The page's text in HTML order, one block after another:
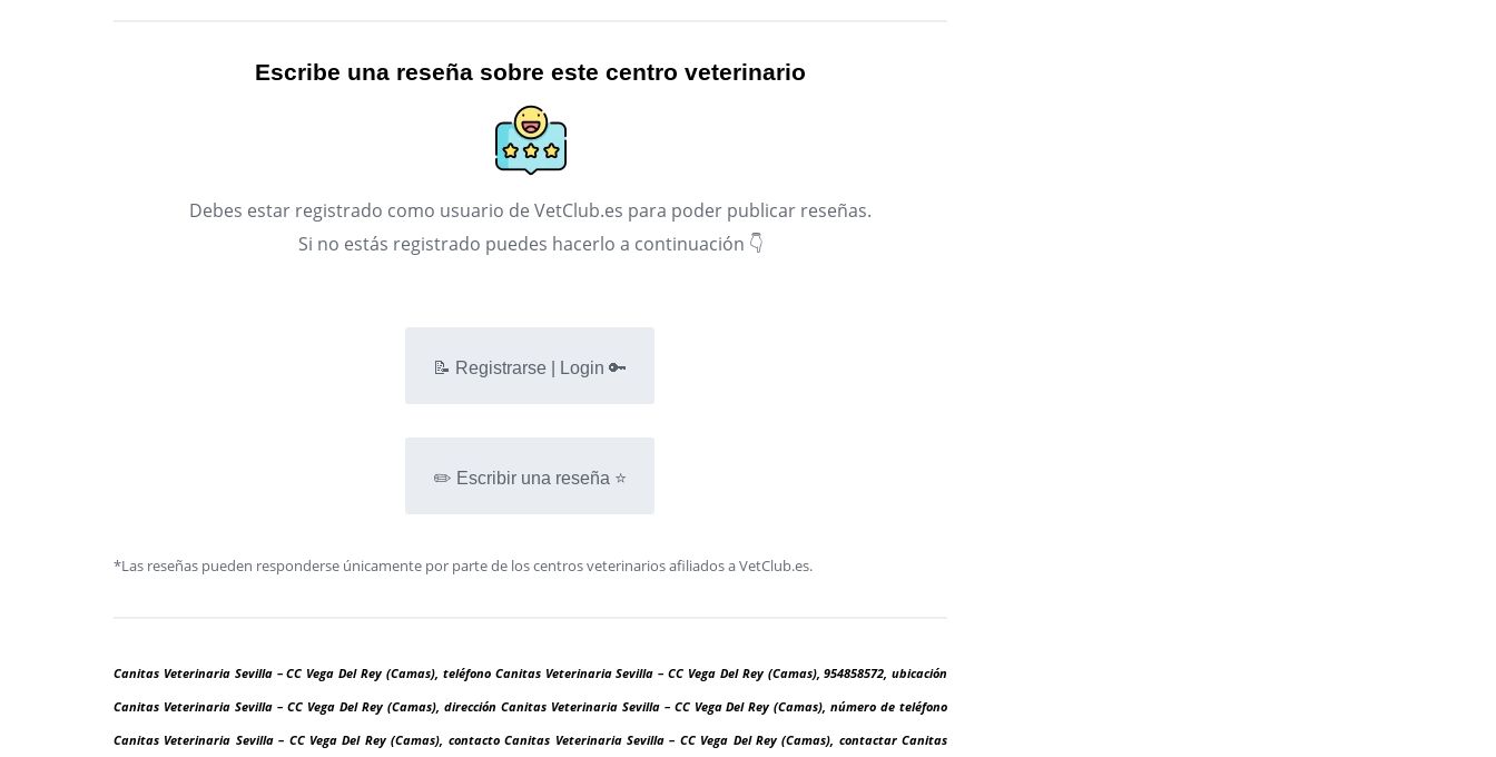
Escribe una reseña sobre este centro veterinario
Debes estar registrado como usuario de VetClub.es para poder publicar reseñas.
Si no estás registrado puedes hacerlo a continuación 👇
📝 Registrarse | Login 🔑
✏️ Escribir una reseña ⭐
*Las reseñas pueden responderse únicamente por parte de los centros veterinarios afiliados a VetClub.es.
Canitas Veterinaria Sevilla – CC Vega Del Rey (Camas), teléfono Canitas Veterinaria Sevilla – CC Vega Del Rey (Camas), 954858572, ubicación
Canitas Veterinaria Sevilla – CC Vega Del Rey (Camas), dirección Canitas Veterinaria Sevilla – CC Vega Del Rey (Camas), número de teléfono
Canitas Veterinaria Sevilla – CC Vega Del Rey (Camas), contacto Canitas Veterinaria Sevilla – CC Vega Del Rey (Camas), contactar Canitas